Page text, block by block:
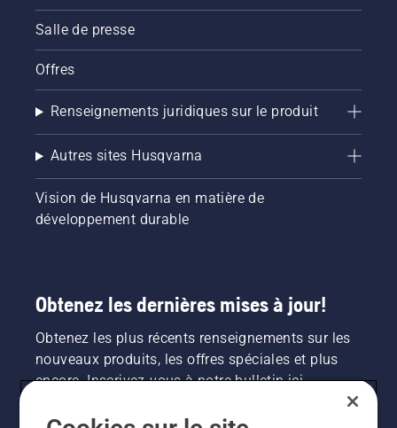
Salle de presse
Offres
Renseignements juridiques sur le produit
Autres sites Husqvarna
Vision de Husqvarna en matière de
développement durable
Obtenez les dernières mises à jour!
Obtenez les plus récents renseignements sur les
nouveaux produits, les offres spéciales et plus
encore. Inscrivez-vous à notre bulletin ici.